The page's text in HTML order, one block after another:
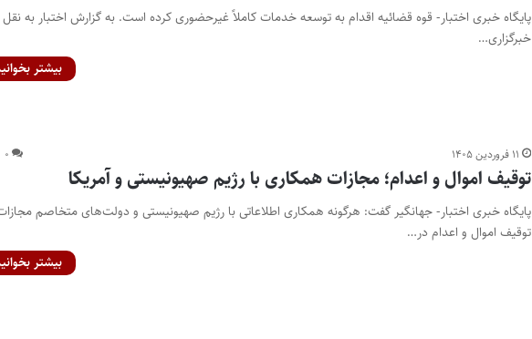
پایگاه خبری اختبار- قوه قضائیه اقدام به توسعه خدمات کاملاً غیرحضوری کرده است. به گزارش اختبار به نقل
خبرگزاری…
بیشتر
۱۱ فروردین ۱۴۰۵ ۰
توقیف اموال و اعدام؛ مجازات همکاری با رژیم صهیونیستی و آمریکا
پایگاه خبری اختبار- جهانگیر گفت: هرگونه همکاری اطلاعاتی با رژیم صهیونیستی و دولت‌های متخاصم
توقیف اموال و اعدام در…
بیشتر